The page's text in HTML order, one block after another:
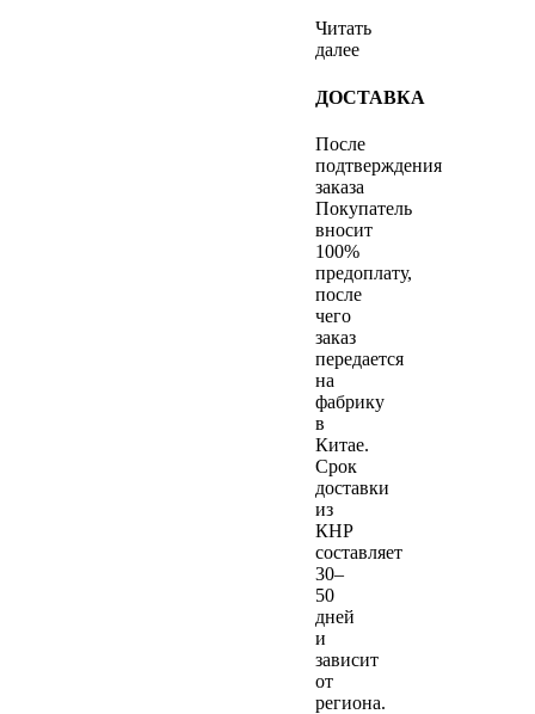
Читать
далее
ДОСТАВКА
После
подтверждения
заказа
Покупатель
вносит
100%
предоплату,
после
чего
заказ
передается
на
фабрику
в
Китае.
Срок
доставки
из
КНР
составляет
30–
50
дней
и
зависит
от
региона.